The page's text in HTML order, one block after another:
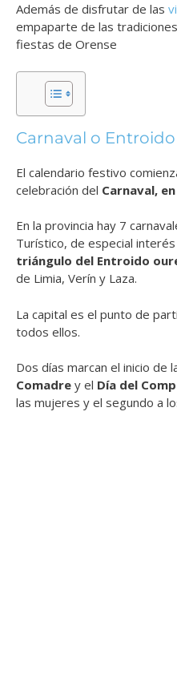
Además de disfrutar de las
empaparte de las
fiestas de Orense
Carnaval o Entroido
El calendario festivo
celebración del Carnaval,
En la provincia hay 7
Turístico, de especial
triángulo del Entroido
de Limia, Verín y Laza.
La capital es el punto de
todos ellos.
Dos días marcan el inicio de
Comadre y el Día del
las mujeres y el segundo a